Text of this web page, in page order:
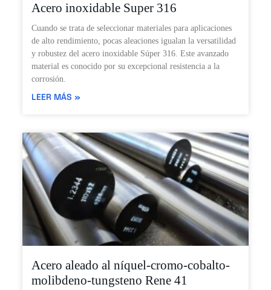
Acero inoxidable Super 316
Cuando se trata de seleccionar materiales para aplicaciones
de alto rendimiento, pocas aleaciones igualan la versatilidad
y robustez del acero inoxidable Súper 316. Este avanzado
material es conocido por su excepcional resistencia a la
corrosión.
LEER MÁS »
Acero aleado al níquel-cromo-cobalto-
molibdeno-tungsteno Rene 41